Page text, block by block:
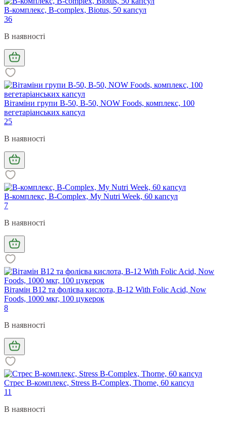
B-комплекс, B-complex, Biotus, 50 капсул
36
В наявності
Вітаміни групи В-50, B-50, NOW Foods, комплекс, 100
вегетаріанських капсул
25
В наявності
B-комплекс, B-Complex, My Nutri Week, 60 капсул
7
В наявності
Вітамін В12 та фолієва кислота, B-12 With Folic Acid, Now
Foods, 1000 мкг, 100 цукерок
8
В наявності
Стрес В-комплекс, Stress B-Complex, Thorne, 60 капсул
11
В наявності